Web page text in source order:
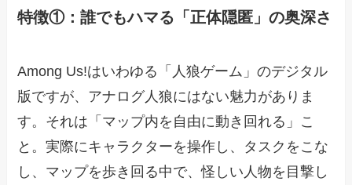
特徴①：誰でもハマる「正体隠匿」の奥深さ
Among Us!はいわゆる「人狼ゲーム」のデジタル
版ですが、アナログ人狼にはない魅力がありま
す。それは「マップ内を自由に動き回れる」こ
と。実際にキャラクターを操作し、タスクをこな
し、マップを歩き回る中で、怪しい人物を目撃し